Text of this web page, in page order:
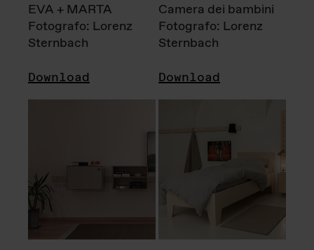
EVA + MARTA
Fotografo: Lorenz
Sternbach
Download
Camera dei bambini
Fotografo: Lorenz
Sternbach
Download